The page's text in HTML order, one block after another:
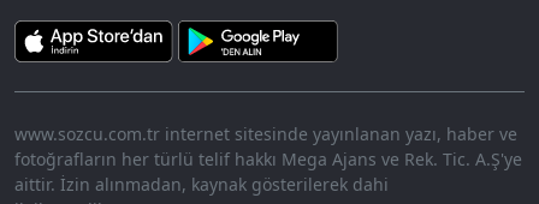
www.sozcu.com.tr internet sitesinde yayınlanan yazı, haber ve
fotoğrafların her türlü telif hakkı Mega Ajans ve Rek. Tic. A.Ş'ye
aittir. İzin alınmadan, kaynak gösterilerek dahi